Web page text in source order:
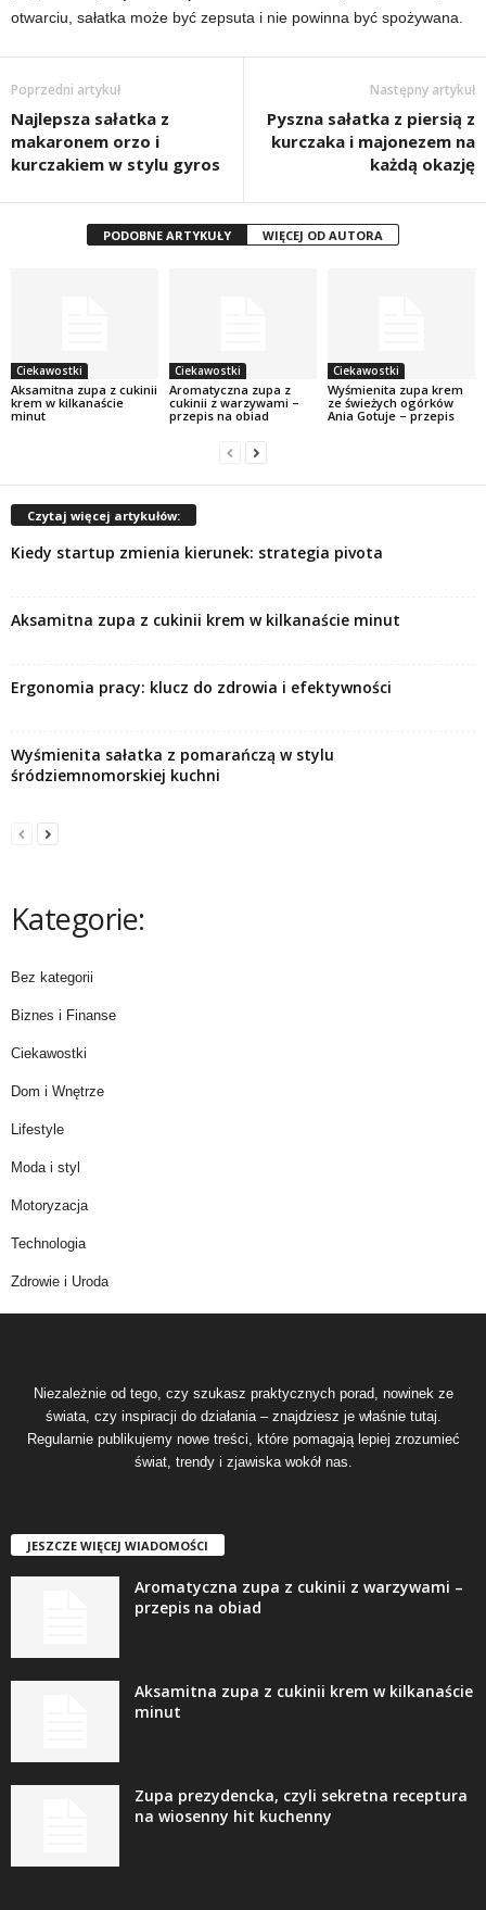
otwarciu, sałatka może być zepsuta i nie powinna być spożywana.
Poprzedni artykuł
Najlepsza sałatka z
makaronem orzo i
kurczakiem w stylu gyros
Następny artykuł
Pyszna sałatka z piersią z
kurczaka i majonezem na
każdą okazję
PODOBNE ARTYKUŁY WIĘCEJ OD AUTORA
Ciekawostki
Aksamitna zupa z cukinii
krem w kilkanaście
minut
Ciekawostki
Aromatyczna zupa z
cukinii z warzywami –
przepis na obiad
Ciekawostki
Wyśmienita zupa krem
ze świeżych ogórków
Ania Gotuje – przepis
Czytaj więcej artykułów:
Kiedy startup zmienia kierunek: strategia pivota
Aksamitna zupa z cukinii krem w kilkanaście minut
Ergonomia pracy: klucz do zdrowia i efektywności
Wyśmienita sałatka z pomarańczą w stylu
śródziemnomorskiej kuchni
Kategorie:
Bez kategorii
Biznes i Finanse
Ciekawostki
Dom i Wnętrze
Lifestyle
Moda i styl
Motoryzacja
Technologia
Zdrowie i Uroda
Niezależnie od tego, czy szukasz praktycznych porad, nowinek ze
świata, czy inspiracji do działania – znajdziesz je właśnie tutaj.
Regularnie publikujemy nowe treści, które pomagają lepiej zrozumieć
świat, trendy i zjawiska wokół nas.
JESZCZE WIĘCEJ WIADOMOŚCI
Aromatyczna zupa z cukinii z warzywami –
przepis na obiad
Aksamitna zupa z cukinii krem w kilkanaście
minut
Zupa prezydencka, czyli sekretna receptura
na wiosenny hit kuchenny